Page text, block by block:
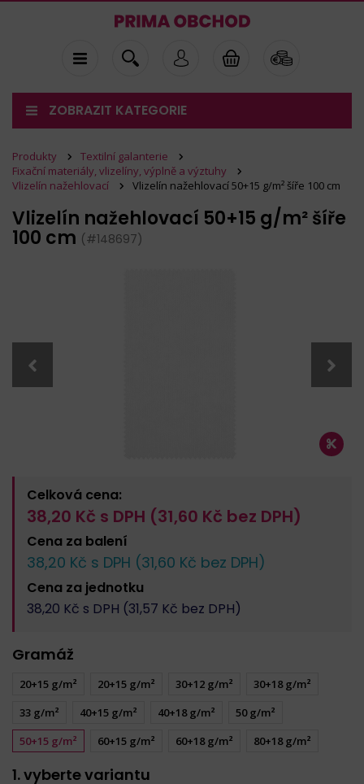
ZOBRAZIT KATEGORIE
Produkty
Textilní galanterie
Fixační materiály, vlizelíny, výplně a výztuhy
Vlizelín nažehlovací
Vlizelín nažehlovací 50+15 g/m² šíře 100 cm
Vlizelín nažehlovací 50+15 g/m² šíře
100 cm (#148697)
Celková cena:
38,20 Kč s DPH (31,60 Kč bez DPH)
Cena za balení
38,20 Kč s DPH (31,60 Kč bez DPH)
Cena za jednotku
38,20 Kč s DPH (31,57 Kč bez DPH)
Gramáž
20+15 g/m² 20+15 g/m² 30+12 g/m²
30+18 g/m²
33 g/m²
40+15 g/m² 40+18 g/m²
50 g/m²
50+15 g/m²
60+15 g/m² 60+18 g/m² 80+18 g/m²
1. vyberte variantu